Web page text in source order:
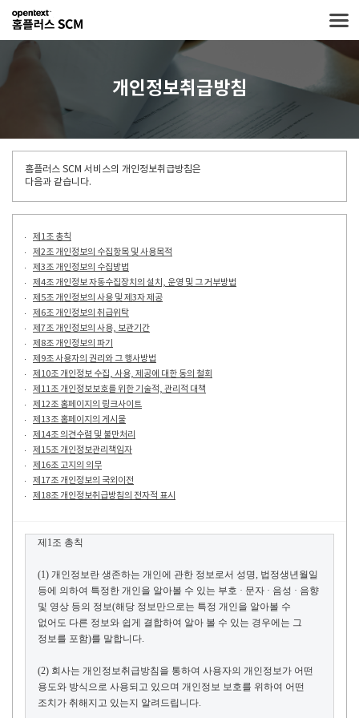
개인정보취급방침
홈플러스 SCM 서비스의 개인정보취급방침은
다음과 같습니다.
제1조 총칙
제2조 개인정보의 수집항목 및 사용목적
제3조 개인정보의 수집방법
제4조 개인정보 자동수집장치의 설치, 운영 및 그 거부방법
제5조 개인정보의 사용 및 제3자 제공
제6조 개인정보의 취급위탁
제7조 개인정보의 사용, 보관기간
제8조 개인정보의 파기
제9조 사용자의 권리와 그 행사방법
제10조 개인정보 수집, 사용, 제공에 대한 동의 철회
제11조 개인정보보호를 위한 기술적, 관리적 대책
제12조 홈페이지의 링크사이트
제13조 홈페이지의 게시물
제14조 의견수렴 및 불만처리
제15조 개인정보관리책임자
제16조 고지의 의무
제17조 개인정보의 국외이전
제18조 개인정보취급방침의 전자적 표시
제 1조 총칙
(1) 개인정보란 생존하는 개인에 관한 정보로서 성명, 법정생년월일
등에 의하여 특정한 개인을 알아볼 수 있는 부호 · 문자 · 음성 · 음향
및 영상 등의 정보(해당 정보만으로는 특정 개인을 알아볼 수
없어도 다른 정보와 쉽게 결합하여 알아 볼 수 있는 경우에는 그
정보를 포함)를 말합니다.
(2) 회사는 개인정보취급방침을 통하여 사용자의 개인정보가 어떤
용도와 방식으로 사용되고 있으며 개인정보 보호를 위하여 어떤
조치가 취해지고 있는지 알려드립니다.